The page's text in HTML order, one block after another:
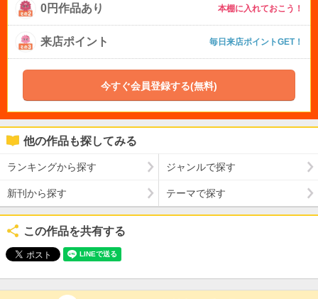
0円作品あり 本棚に入れておこう！
来店ポイント 毎日来店ポイントGET！
今すぐ会員登録する(無料)
他の作品も探してみる
ランキングから探す ジャンルで探す
新刊から探す テーマで探す
この作品を共有する